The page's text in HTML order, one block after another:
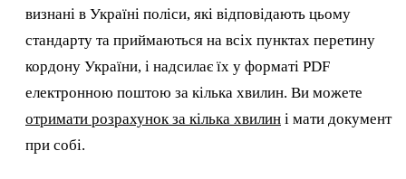
визнані в Україні поліси, які відповідають цьому
стандарту та приймаються на всіх пунктах перетину
кордону України, і надсилає їх у форматі PDF
електронною поштою за кілька хвилин. Ви можете
отримати розрахунок за кілька хвилин і мати документ
при собі.